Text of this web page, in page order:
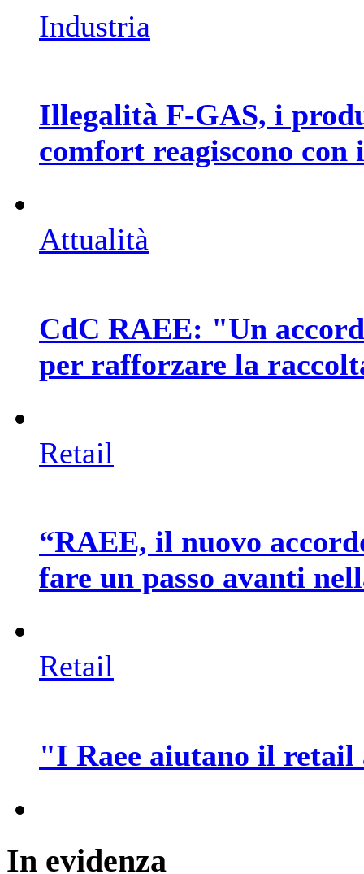
Industria
Illegalità F-GAS, i
comfort reagiscono
Attualità
CdC RAEE: "Un
per rafforzare la
Retail
“RAEE, il nuovo
fare un passo avanti
Retail
"I Raee aiutano il
In evidenza